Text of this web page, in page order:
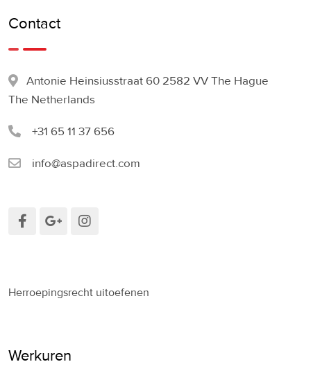
Contact
Antonie Heinsiusstraat 60 2582 VV The Hague
The Netherlands
+31 65 11 37 656
info@aspadirect.com
Herroepingsrecht uitoefenen
Werkuren